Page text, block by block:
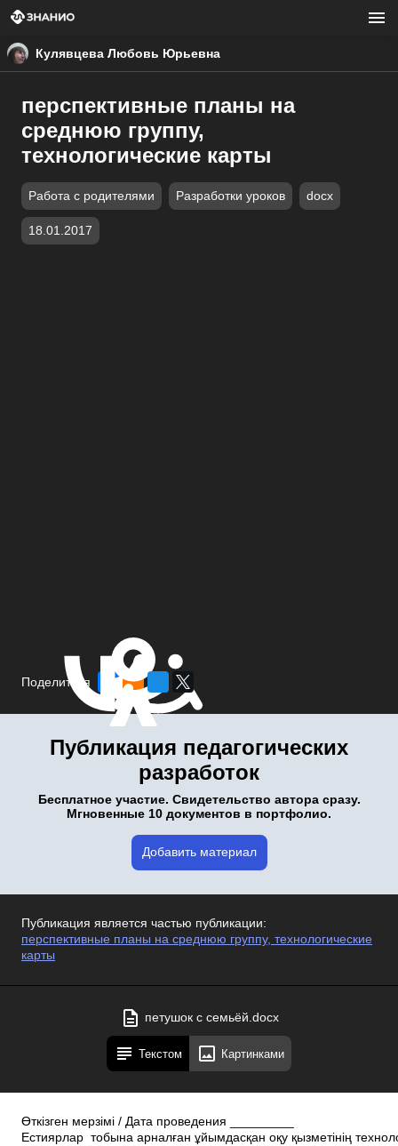
Кулявцева Любовь Юрьевна
перспективные планы на
среднюю группу,
технологические карты
Работа с родителями Разработки уроков docx
18.01.2017
Поделиться
Публикация педагогических
разработок
Бесплатное участие. Свидетельство автора сразу.
Мгновенные 10 документов в портфолио.
Добавить материал
Публикация является частью публикации:
перспективные планы на среднюю группу, технологические
карты
петушок с семьёй.docx
Текстом Картинками
Өткізген мерзімі / Дата проведения _________
Естиярлар тобына арналған ұйымдасқан оқу қызметінің